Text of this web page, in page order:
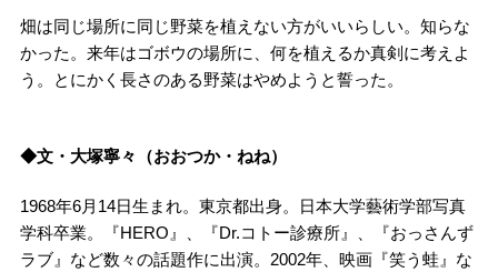
畑は同じ場所に同じ野菜を植えない方がいいらしい。知らな
かった。来年はゴボウの場所に、何を植えるか真剣に考えよ
う。とにかく長さのある野菜はやめようと誓った。
◆文・大塚寧々（おおつか・ねね）
1968年6月14日生まれ。東京都出身。日本大学藝術学部写真
学科卒業。『HERO』、『Dr.コトー診療所』、『おっさんず
ラブ』など数々の話題作に出演。2002年、映画『笑う蛙』な